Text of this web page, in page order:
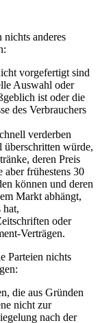
nichts anderes
vorgefertigt sind
Auswahl oder
ist oder die
des Verbrauchers
verderben
überschritten würde,
deren Preis
aber frühestens 30
können und deren
Markt abhängt,
hat,
oder
Verträgen.
Parteien nichts
die aus Gründen
nicht zur
nach der